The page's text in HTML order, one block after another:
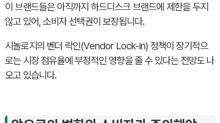
이 브랜드들은 아직까지 하드디스크 브랜드에 제한을 두지
않고 있어, 소비자 선택권이 보장됩니다.
시놀로지의 벤더 락인(Vendor Lock-in) 정책이 장기적으
로는 시장 점유율에 부정적인 영향을 줄 수 있다는 전망도 나
오고 있습니다.